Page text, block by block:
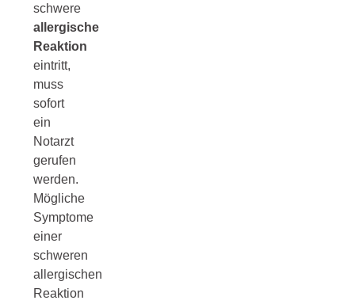
schwere
allergische
Reaktion
eintritt,
muss
sofort
ein
Notarzt
gerufen
werden.
Mögliche
Symptome
einer
schweren
allergischen
Reaktion